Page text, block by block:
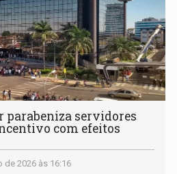
parabeniza servidores
com efeitos
de 2026 às 16:16